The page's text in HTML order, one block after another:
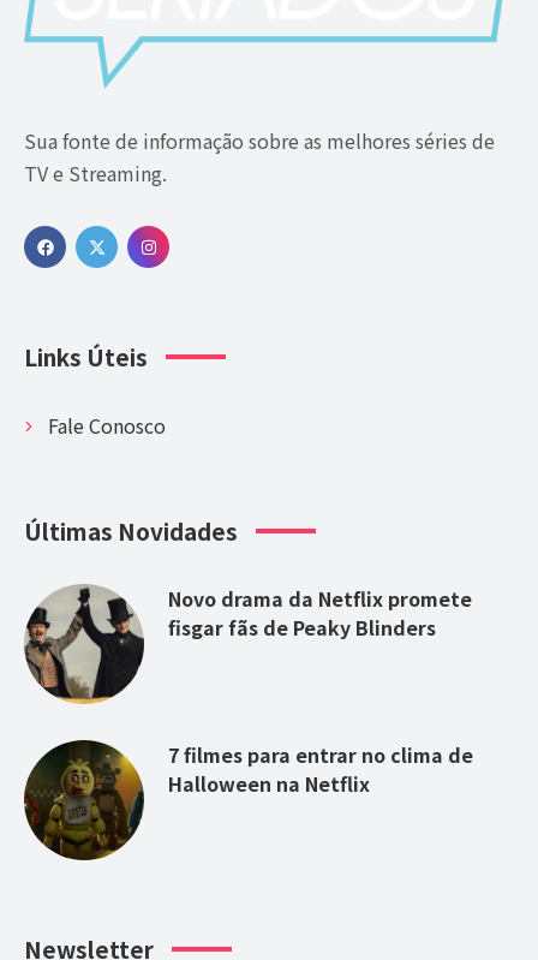
Sua fonte de informação sobre as melhores séries de
TV e Streaming.
Links Úteis
Fale Conosco
Últimas Novidades
Novo drama da Netflix promete
fisgar fãs de Peaky Blinders
7 filmes para entrar no clima de
Halloween na Netflix
Newsletter